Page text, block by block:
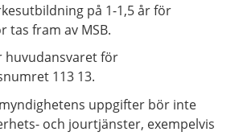
på 1-1,5 år för
tas fram av MSB.
huvudansvaret för
113 13.
uppgifter bör inte
och jourtjänster, exempelvis